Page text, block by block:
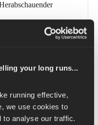
your long runs...
running effective,
we use cookies to
to analyse our traffic.
Hund mit der
machst.